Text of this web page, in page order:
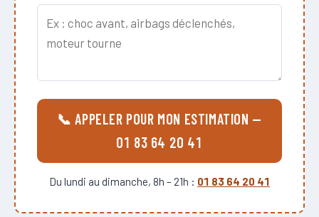
📞 APPELER POUR MON ESTIMATION —
01 83 64 20 41
Du lundi au dimanche, 8h – 21h : 01 83 64 20 41